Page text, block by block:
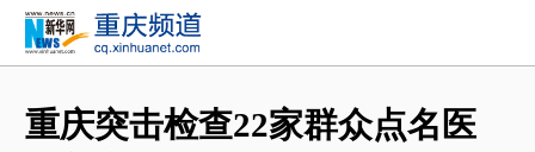
重庆突击检查22家群众点名医